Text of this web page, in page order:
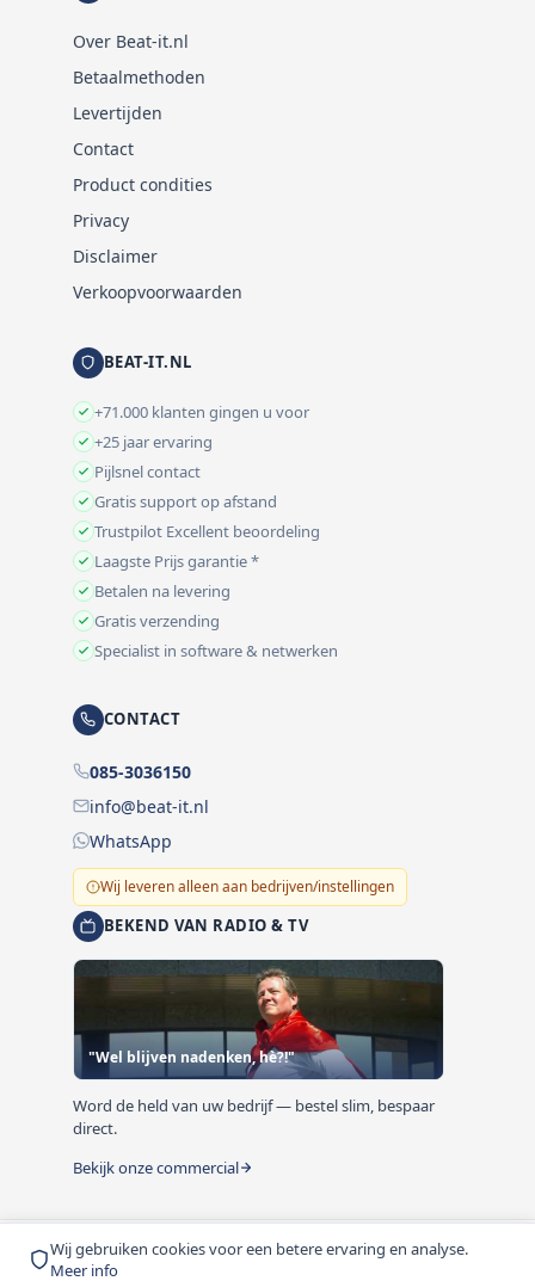
Wij gebruiken cookies voor een betere ervaring en analyse.
Meer info
Over Beat-it.nl
Betaalmethoden
Levertijden
Contact
Product condities
Privacy
Disclaimer
Verkoopvoorwaarden
BEAT-IT.NL
+71.000 klanten gingen u voor
+25 jaar ervaring
Pijlsnel contact
Gratis support op afstand
Trustpilot Excellent beoordeling
Laagste Prijs garantie *
Betalen na levering
Gratis verzending
Specialist in software & netwerken
CONTACT
085-3036150
info@beat-it.nl
WhatsApp
Wij leveren alleen aan bedrijven/instellingen
BEKEND VAN RADIO & TV
"Wel blijven nadenken, hè?!"
Word de held van uw bedrijf — bestel slim, bespaar
direct.
Bekijk onze commercial
© 1999-2026 Beat-it.nl. Vermelde prijzen zijn excl. BTW